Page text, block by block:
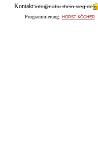
Kontakt:info@nabu-rhein-sieg.de
Programmierung: horst köcher